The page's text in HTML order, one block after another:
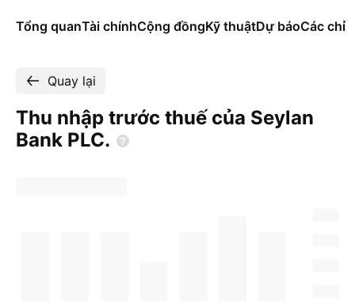
Tổng quanTài chínhCộng đồngKỹ thuậtDự báoCác chỉ
Quay lại
Thu nhập trước thuế của Seylan
Bank PLC.